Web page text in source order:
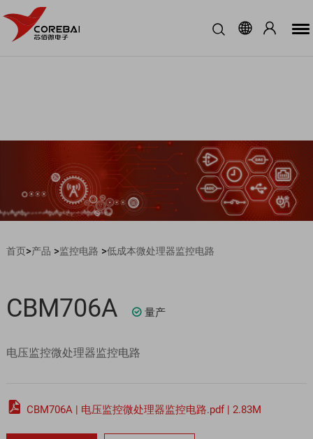
首页>产品 >监控电路 >低成本微处理器监控电路
CBM706A 量产
电压监控微处理器监控电路
 CBM706A | 电压监控微处理器监控电路.pdf | 2.83M